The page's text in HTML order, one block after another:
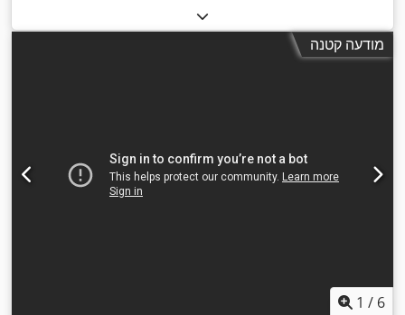
מודעה קטנה
1 / 6